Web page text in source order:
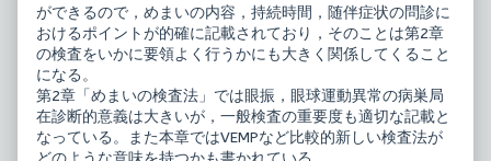
ができるので，めまいの内容，持続時間，随伴症状の問診に
おけるポイントが的確に記載されており，そのことは第2章
の検査をいかに要領よく行うかにも大きく関係してくること
になる。
第2章「めまいの検査法」では眼振，眼球運動異常の病巣局
在診断的意義は大きいが，一般検査の重要度も適切な記載と
なっている。また本章ではVEMPなど比較的新しい検査法が